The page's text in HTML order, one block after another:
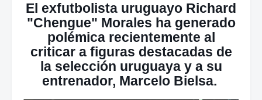
El exfutbolista uruguayo Richard
"Chengue" Morales ha generado
polémica recientemente al
criticar a figuras destacadas de
la selección uruguaya y a su
entrenador, Marcelo Bielsa.